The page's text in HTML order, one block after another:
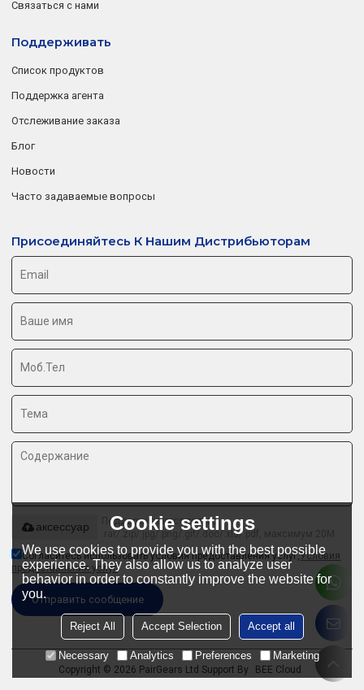
Связаться с нами
Поддерживать
Список продуктов
Поддержка агента
Отслеживание заказа
Блог
Новости
Часто задаваемые вопросы
Присоединяйтесь К Нашим Дистрибьюторам
Поддерживаются только
.rar/.zip/.jpg/.png/.gif/.doc/.xls/.pdf, максимум 20M
аксессуар
Согласитесь использовать условия предоставления услуг,Условия
предоставления услуг
Отправить сообщение
Copyright © 2026 PairGears Ltd Support By BEE Cloud
Cookie settings
We use cookies to provide you with the best possible
experience. They also allow us to analyze user
behavior in order to constantly improve the website for
you.
Reject All Accept Selection Accept all
Necessary Analytics Preferences Marketing